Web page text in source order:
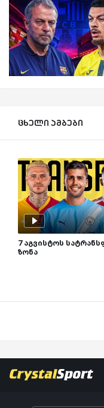
ცხელი ამბები
7 აგვისტოს
ზონა